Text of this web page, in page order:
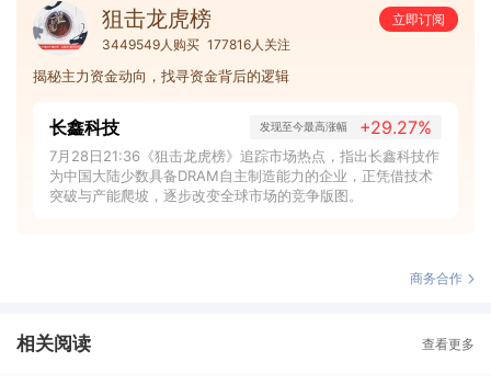
狙击龙虎榜
立即订阅
3449549人购买 177816人关注
揭秘主力资金动向，找寻资金背后的逻辑
长鑫科技 发现至今最高涨幅 +29.27%
7月28日21:36《狙击龙虎榜》追踪市场热点，指出长鑫科技作
为中国大陆少数具备DRAM自主制造能力的企业，正凭借技术
突破与产能爬坡，逐步改变全球市场的竞争版图。
商务合作
相关阅读 查看更多